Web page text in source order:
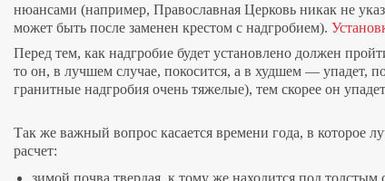
нюансами (например, Православная Церковь никак не
может быть после заменен крестом с надгробием).
Перед тем, как надгробие будет установлено должен
то он, в лучшем случае, покосится, а в худшем — упадет,
гранитные надгробия очень тяжелые), тем скорее он
Так же важный вопрос касается времени года, в которое
расчет:
зимой почва твердая, к тому же находится под толстым